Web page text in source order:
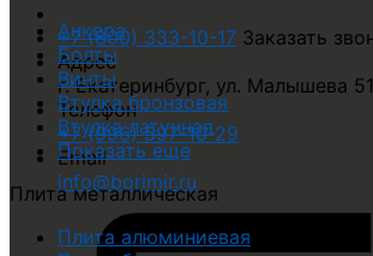
Анкера
Болты
Винты
Втулка бронзовая
Втулка латунная
Показать еще
Плита металлическая
Плита алюминиевая
+7 (800) 333-10-17 Заказать
Адрес
г. Екатеринбург, ул. Малышева
Телефон
+7 (996) 597-10-29
Email
info@borimir.ru